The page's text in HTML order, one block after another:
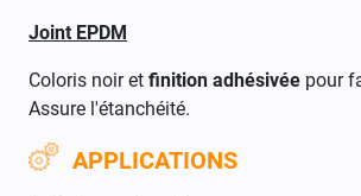
Joint EPDM
Coloris noir et finition adhésivée pour
Assure l'étanchéité.
APPLICATIONS